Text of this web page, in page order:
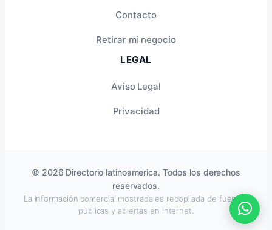
Contacto
Retirar mi negocio
LEGAL
Aviso Legal
Privacidad
© 2026 Directorio latinoamerica. Todos los derechos
reservados.
La información comercial mostrada es recopilada de fuentes
públicas y abiertas en internet.